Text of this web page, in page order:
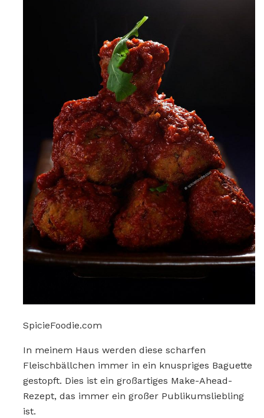
SpicieFoodie.com
In meinem Haus werden diese scharfen
Fleischbällchen immer in ein knuspriges Baguette
gestopft. Dies ist ein großartiges Make-Ahead-
Rezept, das immer ein großer Publikumsliebling
ist.